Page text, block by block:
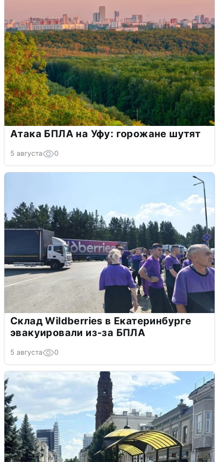
Атака БПЛА на Уфу: горожане шутят
5 августа 0
Склад Wildberries в Екатеринбурге
эвакуировали из-за БПЛА
5 августа 0